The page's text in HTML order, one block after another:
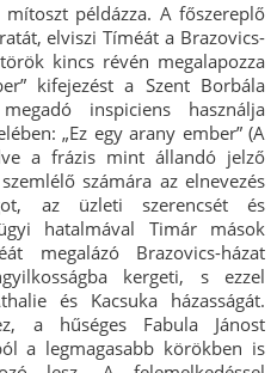
példázza. A főszereplő
elviszi Tíméát a Brazovics-
kincs révén megalapozza
kifejezést a Szent Borbála
inspiciens használja
„Ez egy arany ember” (A
a frázis mint állandó jelző
számára az elnevezés
az üzleti szerencsét és
hatalmával Timár mások
megalázó Brazovics-házat
kergeti, s ezzel
és Kacsuka házasságát.
a hűséges Fabula Jánost
a legmagasabb körökben is